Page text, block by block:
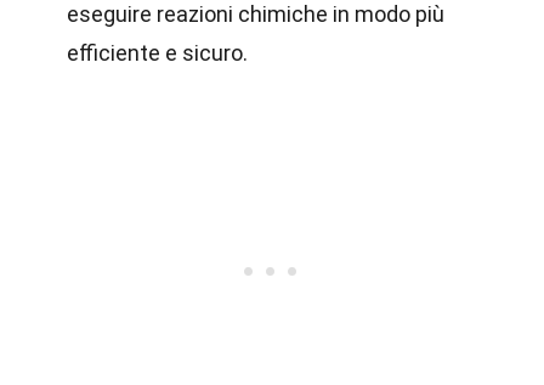
eseguire reazioni chimiche in modo più
efficiente e sicuro.